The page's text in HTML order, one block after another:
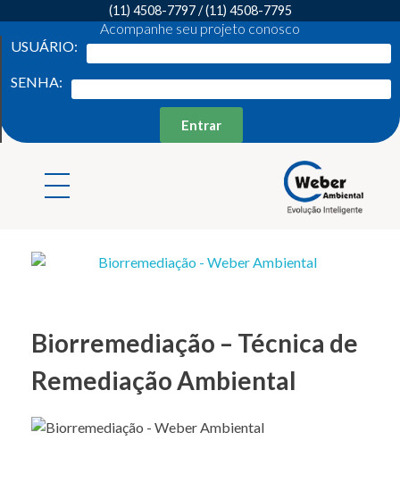
(11) 4508-7797/(11) 4508-7795
Acompanhe seu projeto conosco
USUÁRIO:
SENHA:
Entrar
Biorremediação – Técnica de
Remediação Ambiental